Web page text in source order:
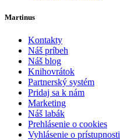
Martinus
Kontakty
Náš príbeh
Náš blog
Knihovrátok
Partnerský systém
Pridaj sa k nám
Marketing
Náš labák
Prehlásenie o cookies
Vyhlásenie o prístupnosti